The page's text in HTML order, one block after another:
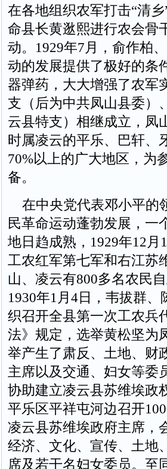
在各地组织农军打击“清
命县长黄逖熙进行农会骨
动。1929年7月，俞作柏
动的发展提供了极好的条
器弹药，大大增强了农军
支（后为中共凤山县委）
云县特支）相继成立，凤
时属凌云的平乐、巴轩、
70%以上的广大地区，为
备。
在中央党代表邓小平的
民革命运动蓬勃发展，一
地日趋成熟，1929年12
工农红军第七军和右江苏
山、凌云有800多名农民
1930年1月4日，韦拔群
织召开全县第一次工农兵
法》规定，选举黄松坚为
举产生了肃反、土地、财
主席以及交通、妇女等委
协助建立凌云县苏维埃政
平乐区平祥屯河边召开
凌云县苏维埃政府主席，
经济、文化、宣传、土地
席及若干名妇女委员。至